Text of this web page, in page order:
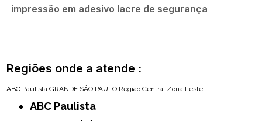
impressão em adesivo lacre de segurança
Regiões onde a atende :
ABC Paulista GRANDE SÃO PAULO Região Central Zona Leste
ABC Paulista